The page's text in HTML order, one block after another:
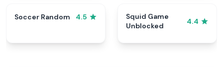
Soccer Random 4.5
Squid Game
Unblocked
4.4